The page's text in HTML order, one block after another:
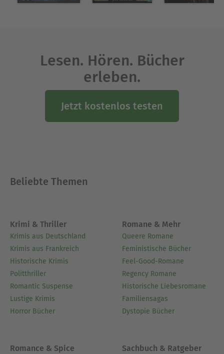
Lesen. Hören. Bücher
erleben.
Jetzt kostenlos testen
Beliebte Themen
Krimi & Thriller
Krimis aus Deutschland
Krimis aus Frankreich
Historische Krimis
Politthriller
Romantic Suspense
Lustige Krimis
Horror Bücher
Romane & Mehr
Queere Romane
Feministische Bücher
Feel-Good-Romane
Regency Romane
Historische Liebesromane
Familiensagas
Dystopie Bücher
Romance & Spice Sachbuch & Ratgeber